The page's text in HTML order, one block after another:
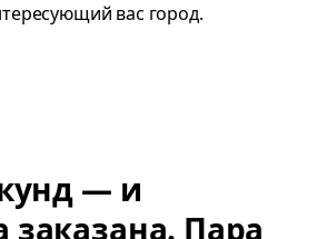
вас город.
— и
Пара